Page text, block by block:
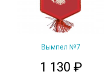
Вымпел №7
1 130 ₽